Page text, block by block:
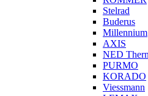
Stelrad
Buderus
Millennium
AXIS
NED
PURMO
KORADO
Viessmann